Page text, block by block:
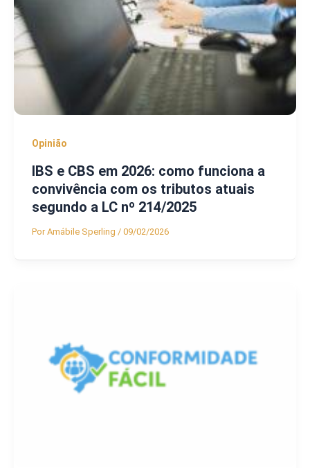
Opinião
IBS e CBS em 2026: como funciona a
convivência com os tributos atuais
segundo a LC nº 214/2025
PorAmábile Sperling / 09/02/2026